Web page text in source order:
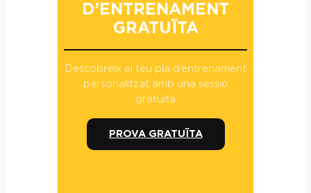
D’ENTRENAMENT
GRATUÏTA
Descobreix el teu pla d’entrenament
personalitzat amb una sessió
gratuïta
PROVA GRATUÏTA